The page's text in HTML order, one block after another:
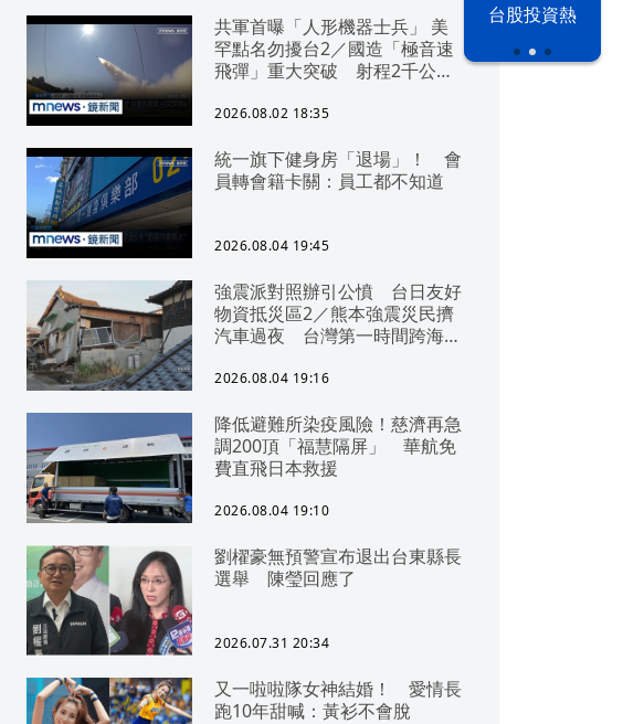
之下
台股投資熱
共軍首曝「人形機器士兵」 美
罕點名勿擾台2／國造「極音速
飛彈」重大突破 射程2千公里
2026.08.02 18:35
統一旗下健身房「退場」！ 會
員轉會籍卡關：員工都不知道
2026.08.04 19:45
強震派對照辦引公憤 台日友好
物資抵災區2／熊本強震災民擠
汽車過夜 台灣第一時間跨海急
2026.08.04 19:16
降低避難所染疫風險！慈濟再急
調200頂「福慧隔屏」 華航免
費直飛日本救援
2026.08.04 19:10
劉櫂豪無預警宣布退出台東縣長
選舉 陳瑩回應了
2026.07.31 20:34
又一啦啦隊女神結婚！ 愛情長
跑10年甜喊：黃衫不會脫